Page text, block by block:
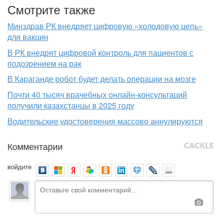
Смотрите также
Минздрав РК внедряет цифровую «холодовую цепь»
для вакцин
В РК внедрят цифровой контроль для пациентов с
подозрением на рак
В Караганде робот будет делать операции на мозге
Почти 40 тысяч врачебных онлайн-консультаций
получили казахстанцы в 2025 году
Водительские удостоверения массово аннулируются
Комментарии
войдите